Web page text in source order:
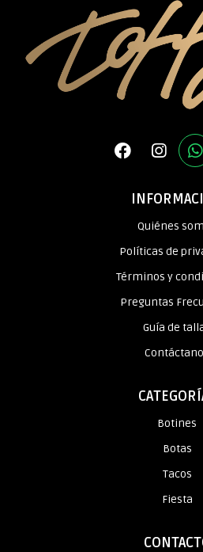
Quiénes
Políticas de
Términos y
Preguntas
Guía de
Botines
Botas
Tacos
Fiesta